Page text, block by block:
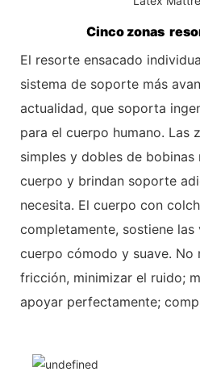
Cinco zonas
El resorte ensacado
sistema de soporte más
actualidad, que soporta
para el cuerpo humano. Las
simples y dobles de
cuerpo y brindan soporte
necesita. El cuerpo con
completamente, sostiene
cuerpo cómodo y suave. No
fricción, minimizar el ruido;
apoyar perfectamente;